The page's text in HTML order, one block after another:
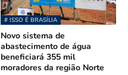
# ISSO É BRASÍLIA
Novo sistema de
abastecimento de água
beneficiará 355 mil
moradores da região Norte